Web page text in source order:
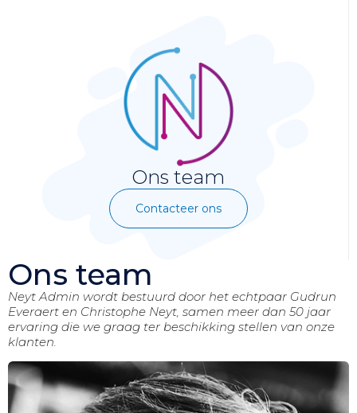
Ons team
Contacteer ons
Ons team
Neyt Admin wordt bestuurd door het echtpaar Gudrun
Everaert en Christophe Neyt, samen meer dan 50 jaar
ervaring die we graag ter beschikking stellen van onze
klanten.